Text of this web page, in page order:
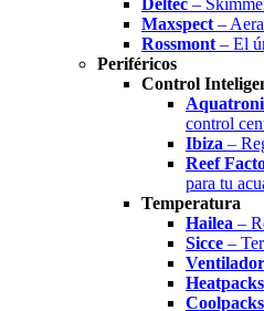
Deltec –
Maxspect –
Rossmont – El
Periféricos
Control
control
Ibiza –
Reef
para tu
Temperatura
Hailea –
Sicce –
Heatpacks
Coolpacks